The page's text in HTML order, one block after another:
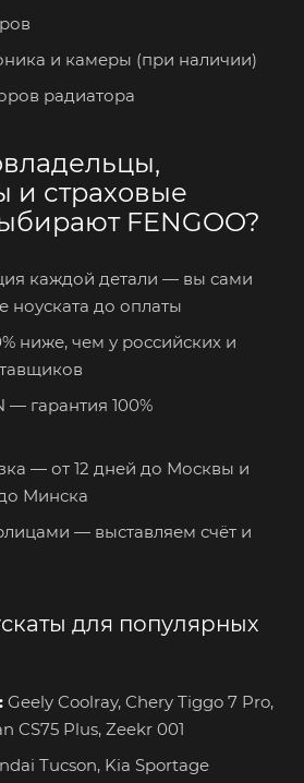
и камеры (при наличии)
радиатора
и страховые
FENGOO?
каждой детали — вы сами
ноуската до оплаты
ниже, чем у российских и
— гарантия 100%
— от 12 дней до Москвы и
Минска
— выставляем счёт и
для популярных
Geely Coolray, Chery Tiggo 7 Pro,
CS75 Plus, Zeekr 001
Tucson, Kia Sportage